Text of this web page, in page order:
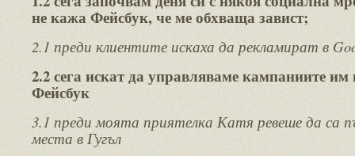
не кажа Фейсбук, че ме обхваща завист;
2.1 преди клиентите искаха да рекламират в
2.2 сега искат да управляваме кампаниите им
Фейсбук
3.1 преди моята приятелка Катя ревеше да са
места в Гугъл